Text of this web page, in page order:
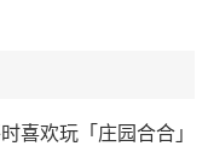
喜欢玩「庄园合合」